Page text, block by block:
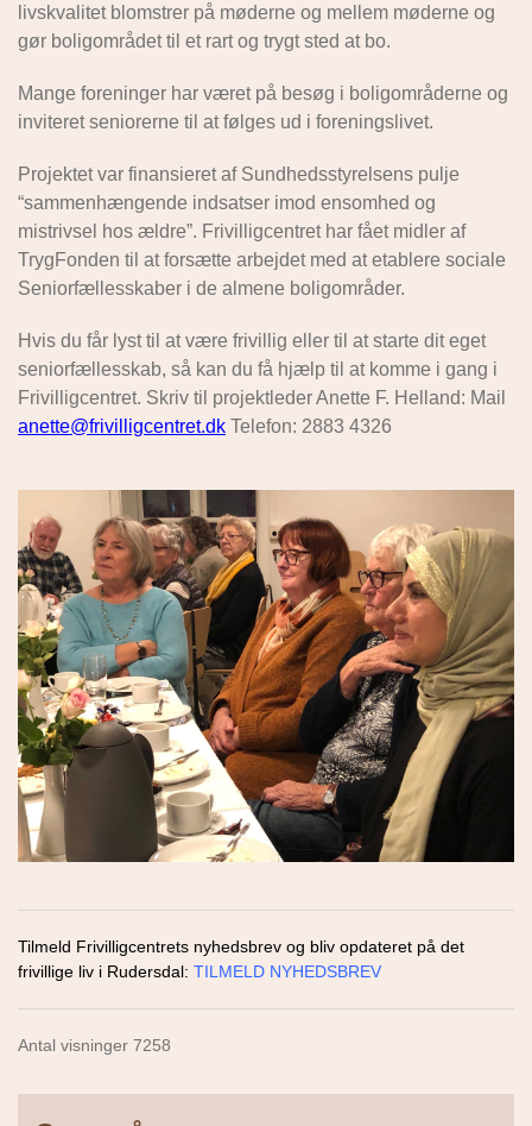
livskvalitet blomstrer på møderne og mellem møderne og
gør boligområdet til et rart og trygt sted at bo.
Mange foreninger har været på besøg i boligområderne og
inviteret seniorerne til at følges ud i foreningslivet.
Projektet var finansieret af Sundhedsstyrelsens pulje
“sammenhængende indsatser imod ensomhed og
mistrivsel hos ældre”. Frivilligcentret har fået midler af
TrygFonden til at forsætte arbejdet med at etablere sociale
Seniorfællesskaber i de almene boligområder.
Hvis du får lyst til at være frivillig eller til at starte dit eget
seniorfællesskab, så kan du få hjælp til at komme i gang i
Frivilligcentret. Skriv til projektleder Anette F. Helland: Mail
anette@frivilligcentret.dk Telefon: 2883 4326
Tilmeld Frivilligcentrets nyhedsbrev og bliv opdateret på det
frivillige liv i Rudersdal: TILMELD NYHEDSBREV
Antal visninger 7258